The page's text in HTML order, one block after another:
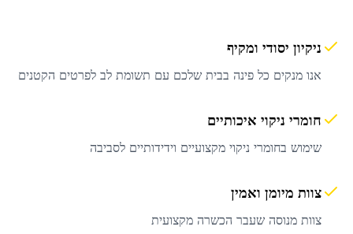
ניקיון יסודי ומקיף
אנו מנקים כל פינה בבית שלכם עם תשומת לב לפרטים הקטנים
חומרי ניקוי איכותיים
שימוש בחומרי ניקוי מקצועיים וידידותיים לסביבה
צוות מיומן ואמין
צוות מנוסה שעבר הכשרה מקצועית